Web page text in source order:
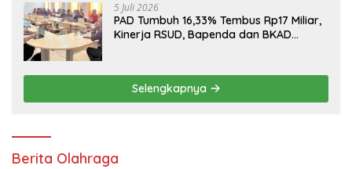
5 Juli 2026
PAD Tumbuh 16,33% Tembus Rp17 Miliar,
Kinerja RSUD, Bapenda dan BKAD
Selengkapnya
Berita Olahraga